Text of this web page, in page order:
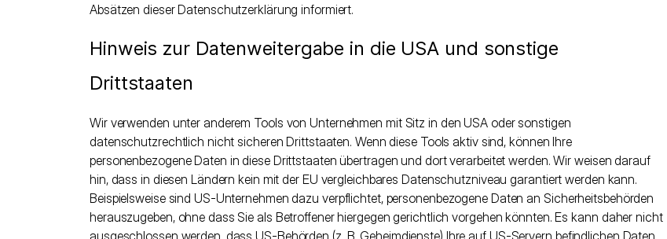
Absätzen dieser Datenschutzerklärung informiert.
Hinweis zur Datenweitergabe in die USA und sonstige
Drittstaaten
Wir verwenden unter anderem Tools von Unternehmen mit Sitz in den USA oder sonstigen
datenschutzrechtlich nicht sicheren Drittstaaten. Wenn diese Tools aktiv sind, können Ihre
personenbezogene Daten in diese Drittstaaten übertragen und dort verarbeitet werden. Wir weisen darauf
hin, dass in diesen Ländern kein mit der EU vergleichbares Datenschutzniveau garantiert werden kann.
Beispielsweise sind US-Unternehmen dazu verpflichtet, personenbezogene Daten an Sicherheitsbehörden
herauszugeben, ohne dass Sie als Betroffener hiergegen gerichtlich vorgehen könnten. Es kann daher nicht
ausgeschlossen werden, dass US-Behörden (z. B. Geheimdienste) Ihre auf US-Servern befindlichen Daten